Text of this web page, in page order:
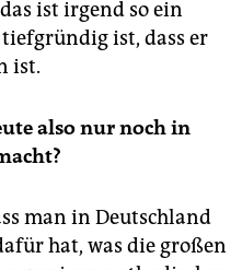
ist irgend so ein
ist, dass er
ist.
also nur noch in
man in Deutschland
hat, was die großen